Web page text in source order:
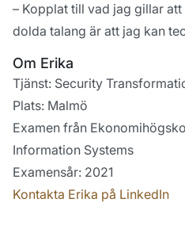
– Kopplat till vad jag gillar
dolda talang är att jag kan
Om Erika
Tjänst: Security
Plats: Malmö
Examen från
Information Systems
Examensår: 2021
Kontakta Erika på LinkedIn